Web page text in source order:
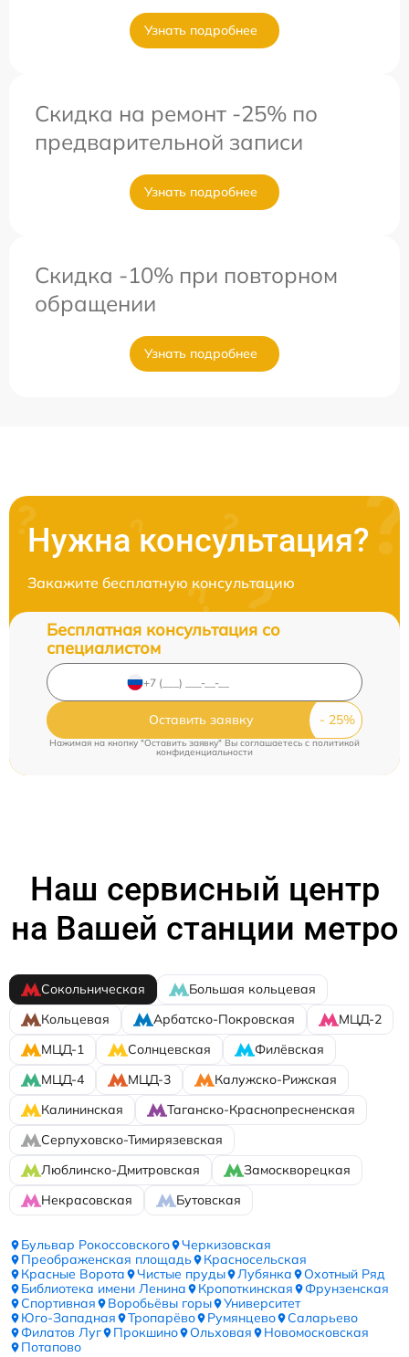
Узнать подробнее
Скидка на ремонт -25% по
предварительной записи
Узнать подробнее
Скидка -10% при повторном
обращении
Узнать подробнее
Нужна консультация?
Закажите бесплатную консультацию
Бесплатная консультация со
специалистом
Оставить заявку
Нажимая на кнопку "Оставить заявку" Вы соглашаетесь c политикой
конфиденциальности
Наш сервисный центр
на Вашей станции метро
Сокольническая
Большая кольцевая
Кольцевая
Арбатско-Покровская
МЦД-2
МЦД-1
Солнцевская
Филёвская
МЦД-4
МЦД-3
Калужско-Рижская
Калининская
Таганско-Краснопресненская
Серпуховско-Тимирязевская
Люблинско-Дмитровская
Замоскворецкая
Некрасовская
Бутовская
Бульвар Рокоссовского
Черкизовская
Преображенская площадь
Красносельская
Красные Ворота
Чистые пруды Лубянка
Охотный Ряд
Библиотека имени Ленина
Кропоткинская
Фрунзенская
Спортивная
Воробьёвы горы
Университет
Юго-Западная
Тропарёво Румянцево
Саларьево
Филатов Луг
Прокшино Ольховая
Новомосковская
Потапово